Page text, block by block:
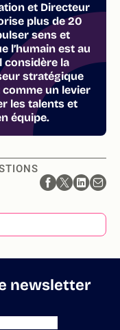
et Directeur
plus de 20
sens et
l’humain est au
considère la
stratégique
comme un levier
les talents et
équipe.
newsletter